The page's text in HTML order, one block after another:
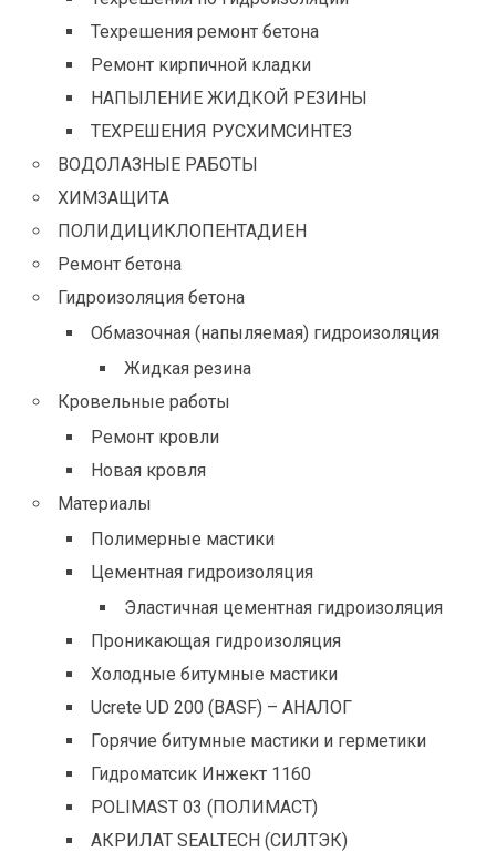
Техрешения ремонт бетона
Ремонт кирпичной кладки
НАПЫЛЕНИЕ ЖИДКОЙ РЕЗИНЫ
ТЕХРЕШЕНИЯ РУСХИМСИНТЕЗ
ВОДОЛАЗНЫЕ РАБОТЫ
ХИМЗАЩИТА
ПОЛИДИЦИКЛОПЕНТАДИЕН
Ремонт бетона
Гидроизоляция бетона
Обмазочная (напыляемая) гидроизоляция
Жидкая резина
Кровельные работы
Ремонт кровли
Новая кровля
Материалы
Полимерные мастики
Цементная гидроизоляция
Эластичная цементная гидроизоляция
Проникающая гидроизоляция
Холодные битумные мастики
Ucrete UD 200 (BASF) – АНАЛОГ
Горячие битумные мастики и герметики
Гидроматсик Инжект 1160
POLIMAST 03 (ПОЛИМАСТ)
АКРИЛАТ SEALTECH (СИЛТЭК)